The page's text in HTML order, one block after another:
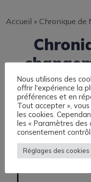
Accueil » Chronique de
Nous utilisons des
offrir l'expérience la
préférences et en
Tout accepter »,
les cookies.
les « Paramètres des
consentement
Réglages des cookies